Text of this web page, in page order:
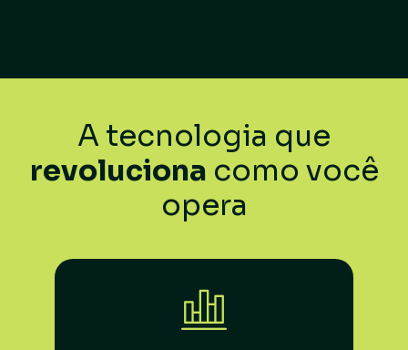
A tecnologia que
revoluciona como você
opera